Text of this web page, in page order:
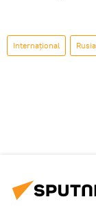
Internaţional Rusia